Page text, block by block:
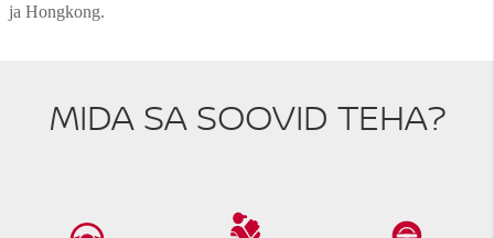
ja Hongkong.
MIDA SA SOOVID TEHA?